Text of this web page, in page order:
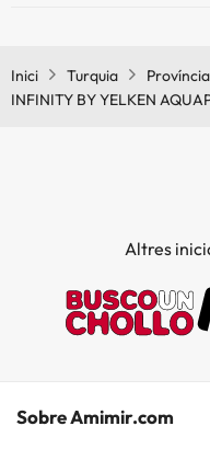
Inici
Turquia Província
INFINITY BY YELKEN
Altres
Sobre Amimir.com